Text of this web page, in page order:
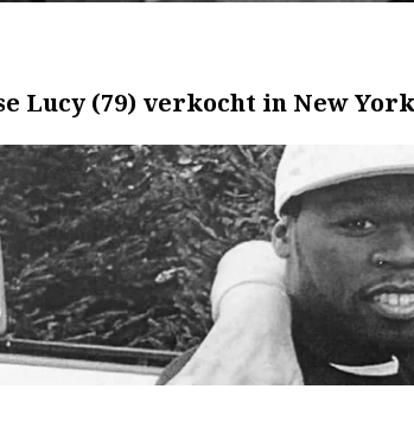
Lucy (79) verkocht in New